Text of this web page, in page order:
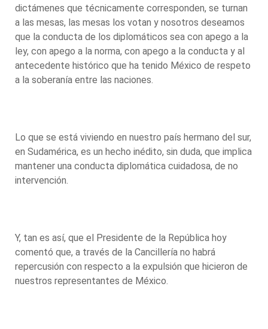
dictámenes que técnicamente corresponden, se turnan
a las mesas, las mesas los votan y nosotros deseamos
que la conducta de los diplomáticos sea con apego a la
ley, con apego a la norma, con apego a la conducta y al
antecedente histórico que ha tenido México de respeto
a la soberanía entre las naciones.
Lo que se está viviendo en nuestro país hermano del sur,
en Sudamérica, es un hecho inédito, sin duda, que implica
mantener una conducta diplomática cuidadosa, de no
intervención.
Y, tan es así, que el Presidente de la República hoy
comentó que, a través de la Cancillería no habrá
repercusión con respecto a la expulsión que hicieron de
nuestros representantes de México.